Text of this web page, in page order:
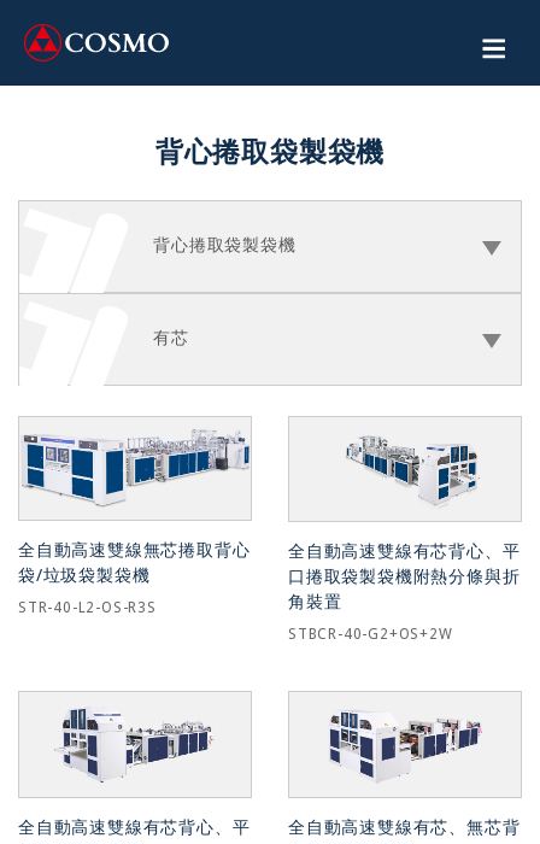
背心捲取袋製袋機
背心捲取袋製袋機
有芯
全自動高速雙線無芯捲取背心
袋/垃圾袋製袋機
STR-40-L2-OS-R3S
全自動高速雙線有芯背心、平
口捲取袋製袋機附熱分條與折
角裝置
STBCR-40-G2+OS+2W
全自動高速雙線有芯背心、平
全自動高速雙線有芯、無芯背